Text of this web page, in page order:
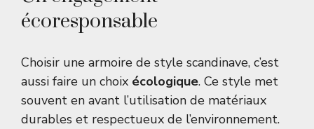
écoresponsable
Choisir une armoire de style scandinave, c’est
aussi faire un choix écologique. Ce style met
souvent en avant l’utilisation de matériaux
durables et respectueux de l’environnement.